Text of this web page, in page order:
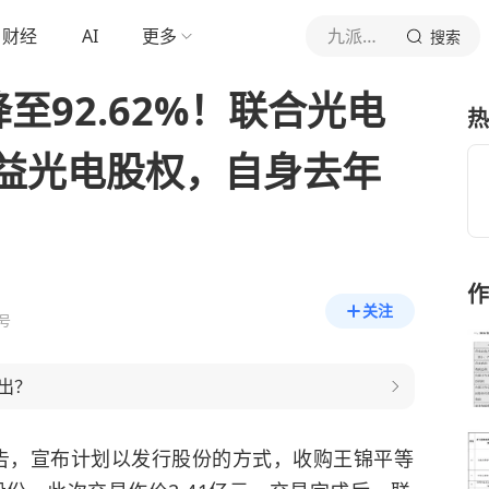
财经 AI 更多 九派财经 搜索
92.62%！联合光电
光电股权，自身去年
关注
？
，宣布计划以发行股份的方式，收购王锦平等